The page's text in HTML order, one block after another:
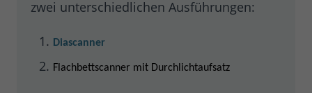
zwei unterschiedlichen Ausführungen:
Diascanner
Flachbettscanner mit Durchlichtaufsatz
Laufzeit 24 Stunden
Zweck
wiederkehrende User auf dieser